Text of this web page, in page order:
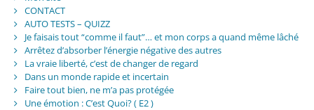
CONTACT
AUTO TESTS – QUIZZ
Je faisais tout “comme il faut”… et mon corps a quand même lâché
Arrêtez d’absorber l’énergie négative des autres
La vraie liberté, c’est de changer de regard
Dans un monde rapide et incertain
Faire tout bien, ne m’a pas protégée
Une émotion : C’est Quoi? ( E2 )